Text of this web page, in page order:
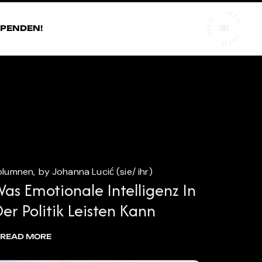
by Johanna Lucić (sie/ ihr)
Emotionale Intelligenz In
Politik Leisten Kann
READ MORE